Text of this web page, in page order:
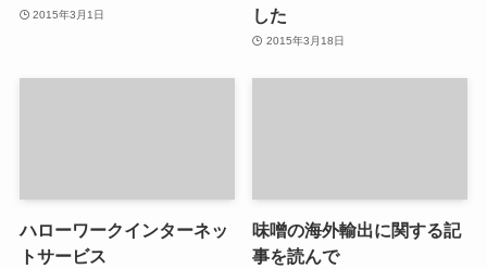
2015年3月1日
した
2015年3月18日
ハローワークインターネッ
トサービス
味噌の海外輸出に関する記
事を読んで